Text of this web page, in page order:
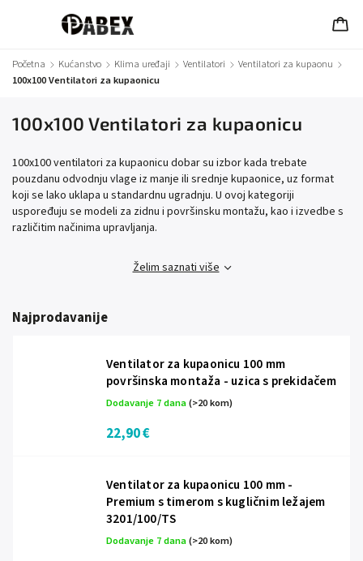
Početna / Kućanstvo / Klima uređaji / Ventilatori / Ventilatori za kupaonu /
100x100 Ventilatori za kupaonicu
100x100 Ventilatori za kupaonicu
100x100 ventilatori za kupaonicu dobar su izbor kada trebate
pouzdanu odvodnju vlage iz manje ili srednje kupaonice, uz format
koji se lako uklapa u standardnu ugradnju. U ovoj kategoriji
uspoređuju se modeli za zidnu i površinsku montažu, kao i izvedbe s
različitim načinima upravljanja.
Želim saznati više
Najprodavanije
Ventilator za kupaonicu 100 mm
površinska montaža - uzica s prekidačem
Dodavanje 7 dana(>20 kom)
22,90 €
Ventilator za kupaonicu 100 mm -
Premium s timerom s kugličnim ležajem
3201/100/TS
Dodavanje 7 dana(>20 kom)